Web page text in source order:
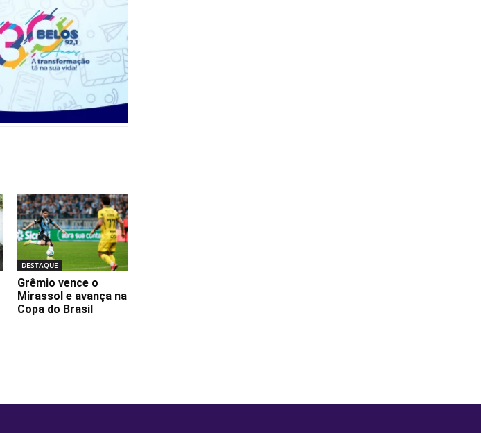
DESTAQUE
Grêmio vence o
Mirassol e avança na
Copa do Brasil